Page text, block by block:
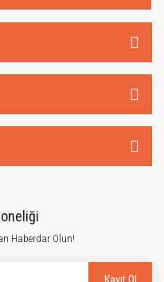
Haberdar Olun!